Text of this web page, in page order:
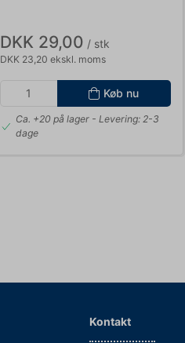
DKK 29,00 / stk
DKK 23,20 ekskl. moms
Køb nu
Ca. +20 på lager- Levering: 2-3
dage
Kontakt